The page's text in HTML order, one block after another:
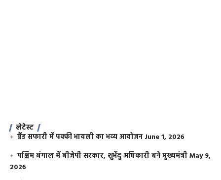
लेटेस्ट
ग्रैंड सफारी में पक्की भायली का भव्य आयोजन June 1, 2026
पश्चिम बंगाल में बीजेपी सरकार, शुभेंदु अधिकारी बने मुख्यमंत्रीMay 9,
2026